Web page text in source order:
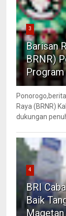
3
Barisan
BRNR)
Raya (BRNR)
dukungan
4
BRI
Baik
Magetan